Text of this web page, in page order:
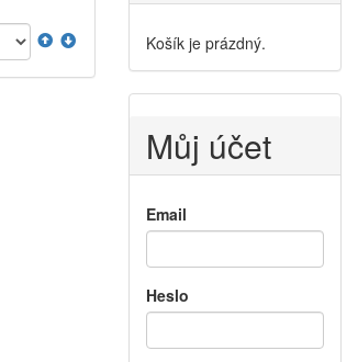
Košík je prázdný.
Můj účet
Email
Heslo